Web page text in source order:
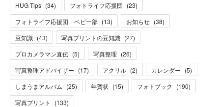
HUG Tips (34) フォトライフ応援団 (23)
フォトライフ応援団 ベビー部 (13) お知らせ (38)
豆知識 (43) 写真プリントの豆知識 (27)
プロカメラマン直伝 (5) 写真整理 (26)
写真整理アドバイザー (17) アクリル (2) カレンダー (5)
しまうまアルバム (25) 年賀状 (15) フォトブック (190)
写真プリント
(133)